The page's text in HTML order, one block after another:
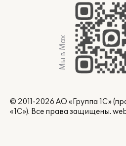
Мы в Max
© 2011-2026 АО «Группа 1С»
«1С»). Все права защищены.